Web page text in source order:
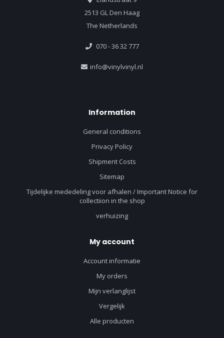
2513 GL Den Haag
The Netherlands
070 - 36 32 777
info@vinylvinyl.nl
Information
General conditions
Privacy Policy
Shipment Costs
Sitemap
Tijdelijke mededeling voor afhalen / Important Notice for
collectiion in the shop
verhuizing
My account
Account informatie
My orders
Mijn verlanglijst
Vergelijk
Alle producten